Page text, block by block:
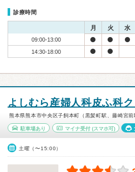
診療時間
月 火 水
09:00-13:00
14:30-18:00
よしむら産婦人科皮ふ科
熊本県熊本市中央区子飼本町（黒髪町駅、藤崎宮前
駐車場あり マイナ受付(スマホ可)
土曜（〜15:00）